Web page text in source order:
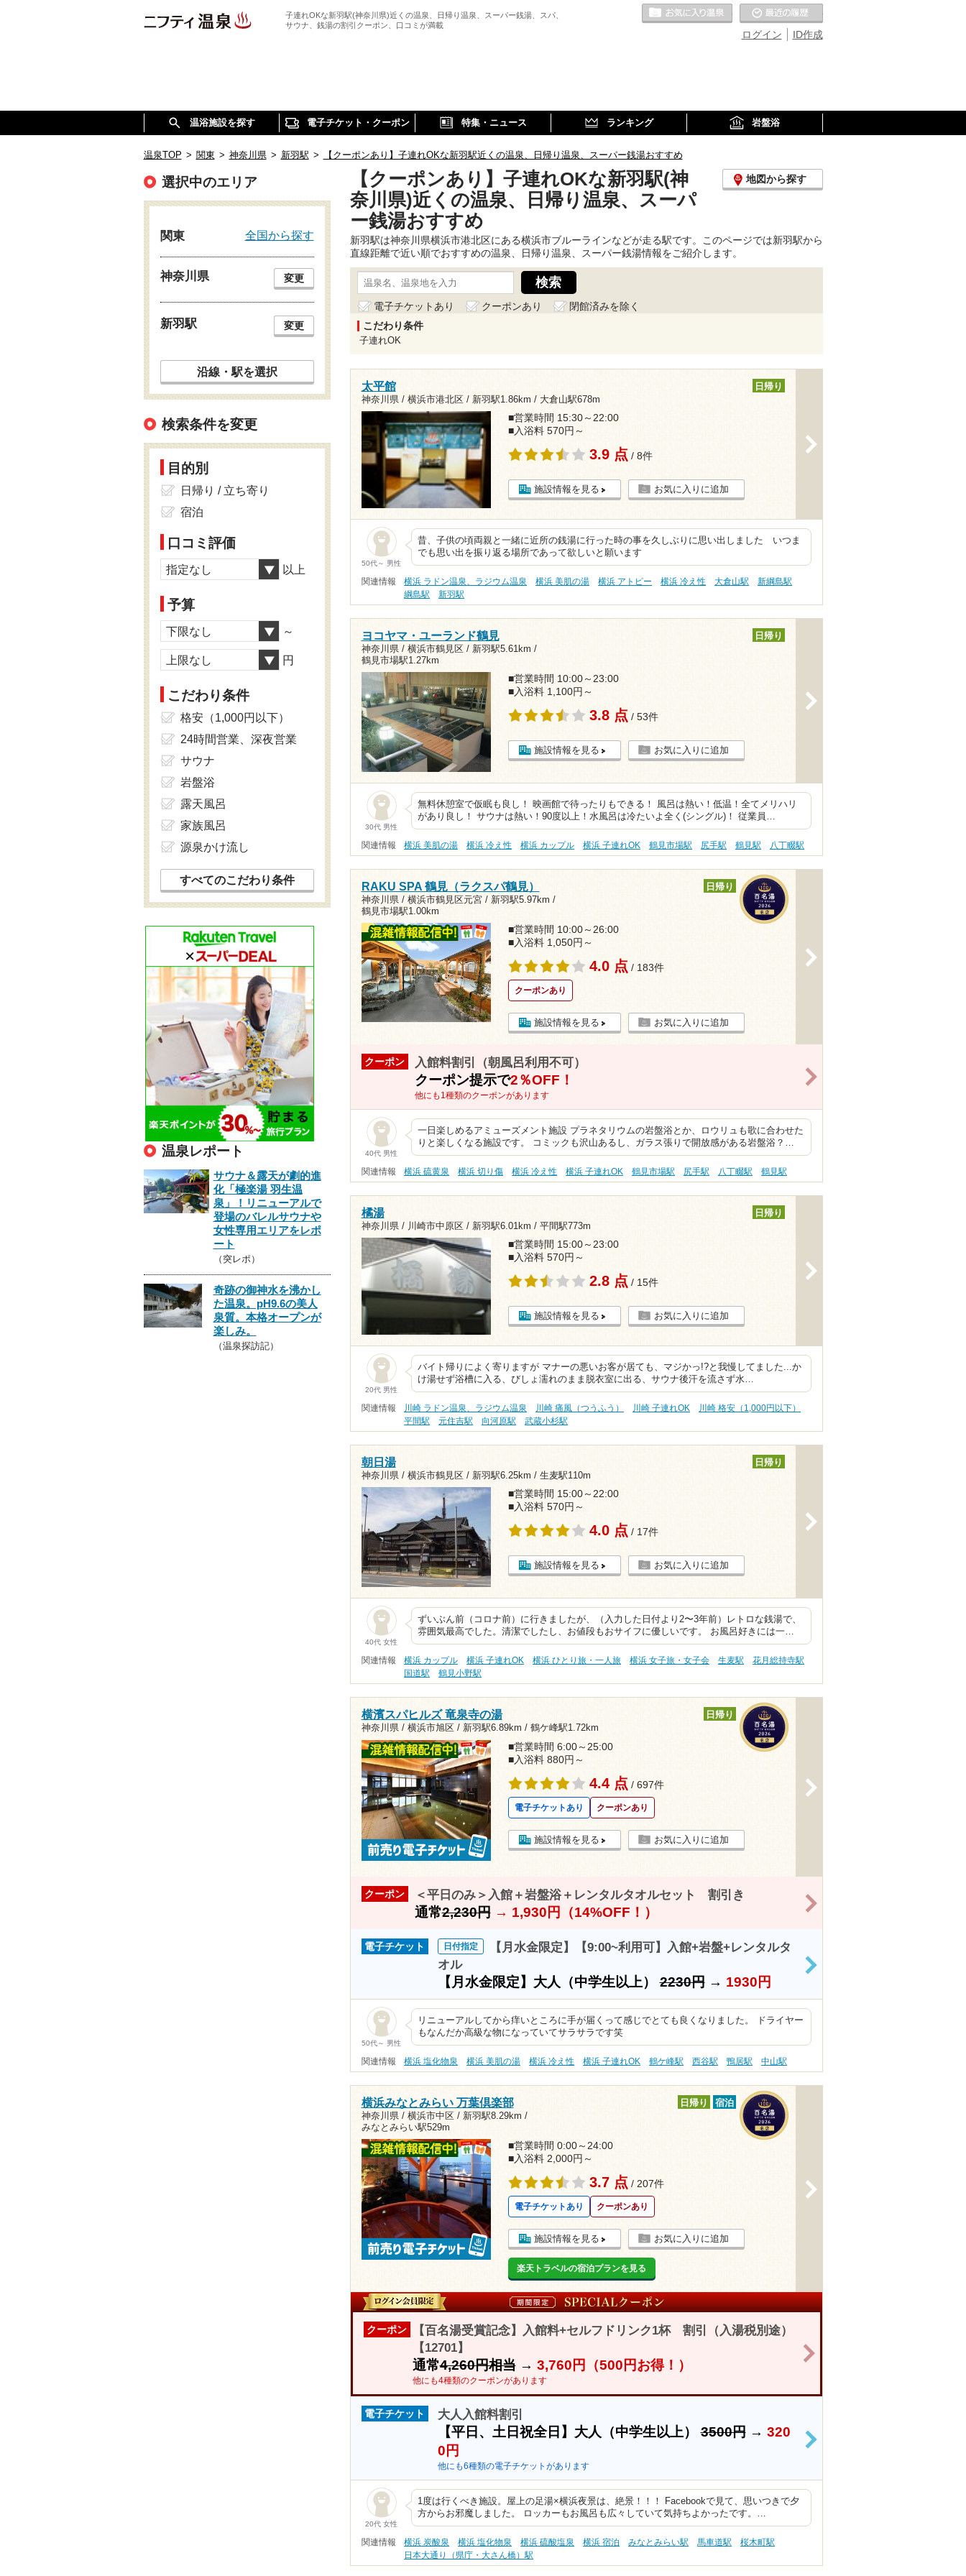
子連れOKな新羽駅(神奈川県)近くの温泉、日帰り温泉、スーパー銭湯、スパ、
サウナ、銭湯の割引クーポン、口コミが満載
ID作成
ログイン
お気に入りの温泉
温浴施設を探す 電子チケット・クーポン 特集・ニュース ランキング 岩盤浴
温泉TOP > 関東 > 神奈川県 > 新羽駅 > 【クーポンあり】子連れOKな新羽駅近くの温泉、日帰り温泉、スーパー銭湯おすすめ
【クーポンあり】子連れOKな新羽駅(神
奈川県)近くの温泉、日帰り温泉、スーパ
ー銭湯おすすめ
地図から探す
新羽駅は神奈川県横浜市港北区にある横浜市ブルーラインなどが走る駅です。このページでは新羽駅から
直線距離で近い順でおすすめの温泉、日帰り温泉、スーパー銭湯情報をご紹介します。
電子チケットあり クーポンあり
閉館済みを除く
こだわり条件
子連れOK
太平館
神奈川県 / 横浜市港北区 / 新羽駅1.86km / 大倉山駅678m
日帰り
■営業時間 15:30～22:00
■入浴料 570円～
3.9 点 / 8件
施設情報を見る お気に入りに追加
50代～ 男性
昔、子供の頃両親と一緒に近所の銭湯に行った時の事を久しぶりに思い出しました いつま
でも思い出を振り返る場所であって欲しいと願います
関連情報 横浜 ラドン温泉、ラジウム温泉 横浜 美肌の湯 横浜 アトピー 横浜 冷え性 大倉山駅
新綱島駅
綱島駅
新羽駅
ヨコヤマ・ユーランド鶴見
神奈川県 / 横浜市鶴見区 / 新羽駅5.61km /
鶴見市場駅1.27km
日帰り
■営業時間 10:00～23:00
■入浴料 1,100円～
3.8 点 / 53件
施設情報を見る お気に入りに追加
30代 男性
無料休憩室で仮眠も良し！ 映画館で待ったりもできる！ 風呂は熱い！低温！全てメリハリ
があり良し！ サウナは熱い！90度以上！水風呂は冷たいよ全く(シングル)！ 従業員…
関連情報 横浜 美肌の湯 横浜 冷え性 横浜 カップル 横浜 子連れOK 鶴見市場駅 尻手駅 鶴見駅 八丁畷駅
RAKU SPA 鶴見（ラクスパ鶴見）
神奈川県 / 横浜市鶴見区元宮 / 新羽駅5.97km /
鶴見市場駅1.00km
日帰り
■営業時間 10:00～26:00
■入浴料 1,050円～
4.0 点 / 183件
クーポンあり
施設情報を見る お気に入りに追加
クーポン 入館料割引（朝風呂利用不可）
クーポン提示で2％OFF！
他にも1種類のクーポンがあります
40代 男性
一日楽しめるアミューズメント施設 プラネタリウムの岩盤浴とか、ロウリュも歌に合わせた
りと楽しくなる施設です。 コミックも沢山あるし、ガラス張りで開放感がある岩盤浴？…
関連情報 横浜 硫黄泉 横浜 切り傷 横浜 冷え性 横浜 子連れOK 鶴見市場駅 尻手駅 八丁畷駅 鶴見駅
橘湯
神奈川県 / 川崎市中原区 / 新羽駅6.01km / 平間駅773m
日帰り
■営業時間 15:00～23:00
■入浴料 570円～
2.8 点 / 15件
施設情報を見る お気に入りに追加
20代 男性
バイト帰りによく寄りますが マナーの悪いお客が居ても、マジかっ!?と我慢してました...か
け湯せず浴槽に入る、びしょ濡れのまま脱衣室に出る、サウナ後汗を流さず水…
関連情報 川崎 ラドン温泉、ラジウム温泉 川崎 痛風（つうふう） 川崎 子連れOK
川崎 格安（1,000円以下）
平間駅
元住吉駅 向河原駅 武蔵小杉駅
朝日湯
神奈川県 / 横浜市鶴見区 / 新羽駅6.25km / 生麦駅110m
日帰り
■営業時間 15:00～22:00
■入浴料 570円～
4.0 点 / 17件
施設情報を見る お気に入りに追加
40代 女性
ずいぶん前（コロナ前）に行きましたが、（入力した日付より2〜3年前）レトロな銭湯で、
雰囲気最高でした。清潔でしたし、お値段もおサイフに優しいです。 お風呂好きには一…
関連情報 横浜 カップル 横浜 子連れOK 横浜 ひとり旅・一人旅 横浜 女子旅・女子会 生麦駅
花月総持寺駅
国道駅
鶴見小野駅
横濱スパヒルズ 竜泉寺の湯
神奈川県 / 横浜市旭区 / 新羽駅6.89km / 鶴ケ峰駅1.72km
日帰り
■営業時間 6:00～25:00
■入浴料 880円～
4.4 点 / 697件
電子チケットあり クーポンあり
施設情報を見る お気に入りに追加
クーポン ＜平日のみ＞入館＋岩盤浴＋レンタルタオルセット 割引き
通常2,230円→ 1,930円（14%OFF！）
電子チケット 日付指定
【月水金限定】【9:00~利用可】入館+岩盤+レンタルタ
オル
【月水金限定】大人（中学生以上）2230円→ 1930円
>
50代～ 男性
リニューアルしてから痒いところに手が届くって感じでとても良くなりました。 ドライヤー
もなんだか高級な物になっていてサラサラです笑
関連情報 横浜 塩化物泉 横浜 美肌の湯 横浜 冷え性 横浜 子連れOK 鶴ケ峰駅 西谷駅 鴨居駅 中山駅
横浜みなとみらい 万葉倶楽部
神奈川県 / 横浜市中区 / 新羽駅8.29km /
みなとみらい駅529m
日帰り 宿泊
■営業時間 0:00～24:00
■入浴料 2,000円～
3.7 点 / 207件
電子チケットあり クーポンあり
施設情報を見る お気に入りに追加
楽天トラベルの宿泊プランを見る
クーポン
【百名湯受賞記念】入館料+セルフドリンク1杯 割引（入湯税別途）
【12701】
通常4,260円相当→ 3,760円（500円お得！）
他にも4種類のクーポンがあります
>
電子チケット 大人入館料割引
【平日、土日祝全日】大人（中学生以上）3500円→ 320
0円
他にも6種類の電子チケットがあります
>
20代 女性
1度は行くべき施設。屋上の足湯×横浜夜景は、絶景！！！ Facebookで見て、思いつきで夕
方からお邪魔しました。 ロッカーもお風呂も広々していて気持ちよかったです。…
関連情報 横浜 炭酸泉 横浜 塩化物泉 横浜 硫酸塩泉 横浜 宿泊 みなとみらい駅 馬車道駅
桜木町駅
日本大通り（県庁・大さん橋）駅
選択中のエリア
関東 全国から探す
神奈川県 変更
新羽駅 変更
沿線・駅を選択
検索条件を変更
目的別
日帰り / 立ち寄り
宿泊
口コミ評価
指定なし 以上
予算
下限なし ～
上限なし 円
こだわり条件
格安（1,000円以下）
24時間営業、深夜営業
サウナ
岩盤浴
露天風呂
家族風呂
源泉かけ流し
すべてのこだわり条件
温泉レポート
サウナ＆露天が劇的進
化「極楽湯 羽生温
泉」！リニューアルで
登場のバレルサウナや
女性専用エリアをレポ
ート
（突レポ）
奇跡の御神水を沸かし
た温泉。pH9.6の美人
泉質。本格オープンが
楽しみ。
（温泉探訪記）